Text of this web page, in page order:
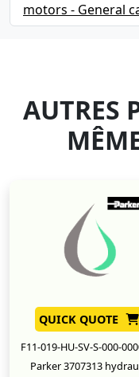
motors - General
AUTRES
QUICK QUOTE
F11-019-HU-SV-S-000-
Parker 3707313